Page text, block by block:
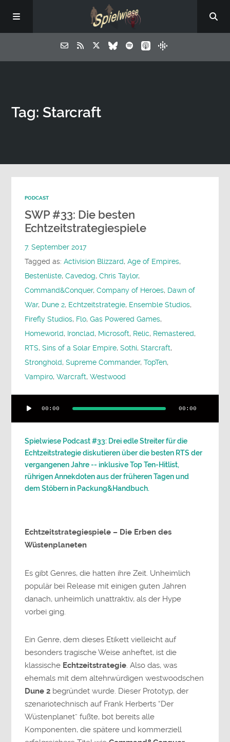
Tag: Starcraft
PODCAST
SWP #33: Die besten
Echtzeitstrategiespiele
7. September 2017
Tagged as:Activision Blizzard,Age of Empires,
Bestenliste,Cavedog,Chris Taylor,
Command&Conquer,Company of Heroes, Dawn of
War, Dune 2, Echtzeitstrategie, Ensemble Studios,
Firefly Studios, Flo,Gas Powered Games,
Homeworld, Ironclad, Microsoft, Relic, Remastered,
RTS,Sins of a Solar Empire,Sothi,Starcraft,
Stronghold,Supreme Commander,TopTen,
Vampiro,Warcraft,Westwood
Player
00:00 00:00
Spielwiese Podcast #33: Drei edle Streiter für die
Echtzeitstrategie diskutieren über die besten RTS der
vergangenen Jahre -- inklusive Top Ten-Hitlist,
rührigen Annekdoten aus der früheren Tagen und
dem Stöbern in Packung&Handbuch.
Echtzeitstrategiespiele – Die Erben des
Wüstenplaneten
Es gibt Genres, die hatten ihre Zeit. Unheimlich
populär bei Release mit einigen guten Jahren
danach, unheimlich unattraktiv, als der Hype
vorbei ging.
Ein Genre, dem dieses Etikett vielleicht auf
besonders tragische Weise anheftet, ist die
klassische Echtzeitstrategie. Also das, was
ehemals mit dem altehrwürdigen westwoodschen
Dune 2 begründet wurde. Dieser Prototyp, der
szenariotechnisch auf Frank Herberts “Der
Wüstenplanet” fußte, bot bereits alle
Komponenten, die spätere und kommerziell